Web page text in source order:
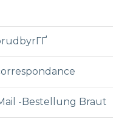
-Bestellung Braut